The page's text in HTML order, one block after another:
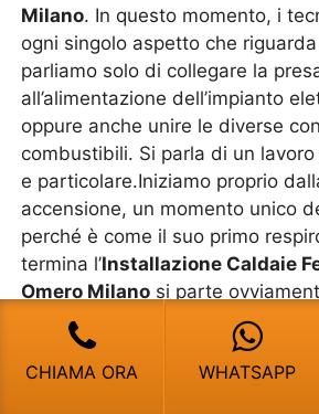
Milano. In questo momento, i
ogni singolo aspetto che
parliamo solo di collegare la
all’alimentazione dell’impianto
oppure anche unire le diverse
combustibili. Si parla di un
e particolare.Iniziamo proprio
accensione, un momento unico
perché è come il suo primo
termina l’Installazione Caldaie
Omero Milano si parte
valutazione della fiamma. Essa
in poco tempo, avere una forma
bombata o allungata, perché
CHIAMA ORA WHATSAPP